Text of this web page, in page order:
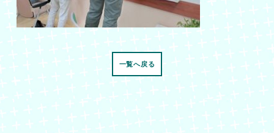
一覧へ戻る